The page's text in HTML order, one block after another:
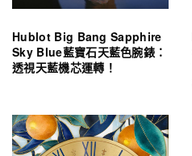
Hublot Big Bang Sapphire
Sky Blue藍寶石天藍色腕錶：
透視天藍機芯運轉！